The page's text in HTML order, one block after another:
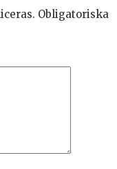
Obligatoriska